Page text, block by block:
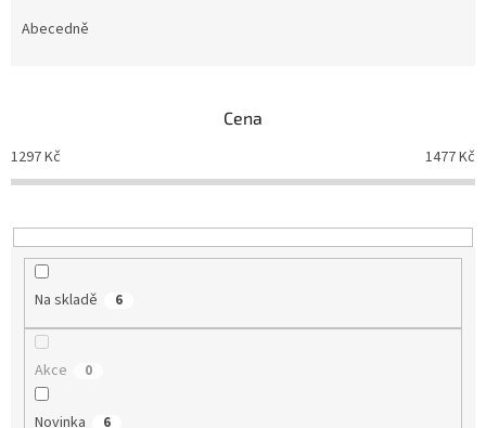
o
d
k
t
Abecedně
Cena
1297Kč 1477Kč
Na skladě 6
Akce 0
Novinka 6